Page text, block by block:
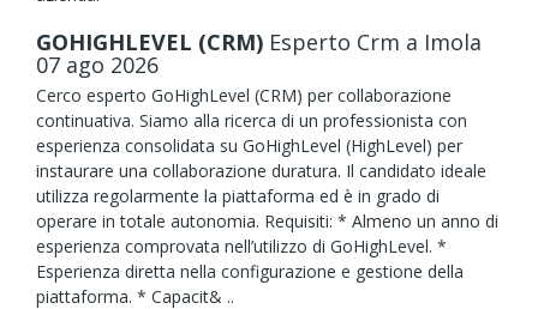
GOHIGHLEVEL (CRM) Esperto Crm a Imola
07 ago 2026
Cerco esperto GoHighLevel (CRM) per collaborazione
continuativa. Siamo alla ricerca di un professionista con
esperienza consolidata su GoHighLevel (HighLevel) per
instaurare una collaborazione duratura. Il candidato ideale
utilizza regolarmente la piattaforma ed è in grado di
operare in totale autonomia. Requisiti: * Almeno un anno di
esperienza comprovata nell’utilizzo di GoHighLevel. *
Esperienza diretta nella configurazione e gestione della
piattaforma. * Capacit& ..